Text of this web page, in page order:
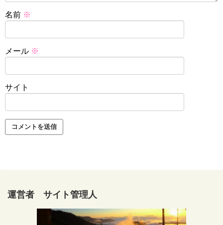
名前 ※
メール ※
サイト
運営者 サイト管理人